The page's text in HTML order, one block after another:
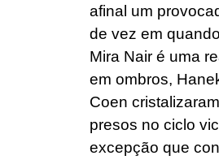
afinal um
de vez em
Mira Nair é uma
em ombros,
Coen
presos no ciclo
excepção que